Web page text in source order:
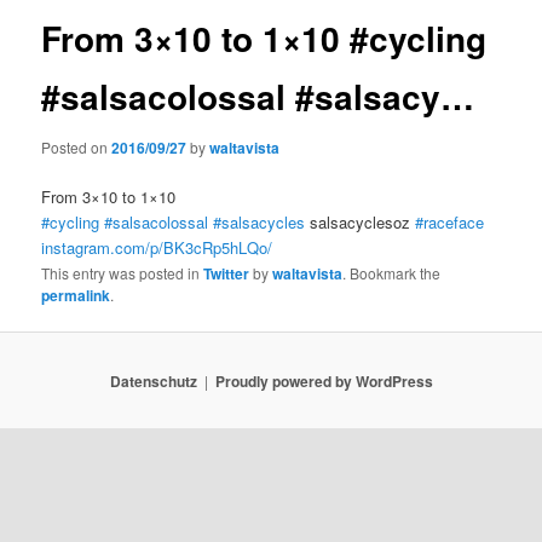
From 3×10 to 1×10 #cycling
#salsacolossal #salsacy…
Posted on2016/09/27bywaltavista
From 3×10 to 1×10
#cycling #salsacolossal #salsacycles salsacyclesoz#raceface
instagram.com/p/BK3cRp5hLQo/
This entry was posted inTwitterbywaltavista. Bookmark the
permalink.
Datenschutz Proudly powered by WordPress